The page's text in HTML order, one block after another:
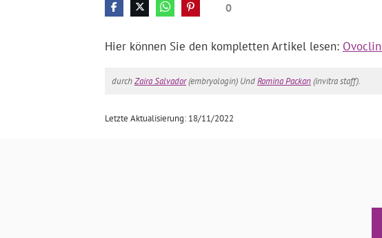
0
Hier können Sie den kompletten Artikel lesen:
durchZaira Salvador(embryologin) UndRomina Packan(invitra staff).
Letzte Aktualisierung: 18/11/2022